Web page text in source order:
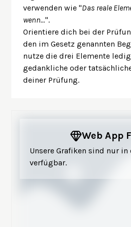
verwenden wie "Das reale
wenn...".
Orientiere dich bei der
den im Gesetz genannten
nutze die drei Elemente
gedankliche oder
deiner Prüfung.
Web App
Unsere Grafiken sind nur in
verfügbar.